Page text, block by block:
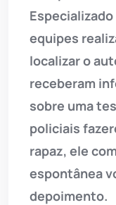
equipes
localizar o
receberam
sobre uma
policiais
rapaz, ele
espontânea
depoimento.